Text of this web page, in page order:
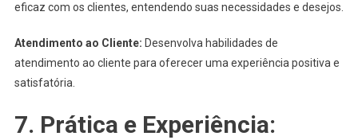
eficaz com os clientes, entendendo suas necessidades e desejos.
Atendimento ao Cliente: Desenvolva habilidades de
atendimento ao cliente para oferecer uma experiência positiva e
satisfatória.
7. Prática e Experiência: